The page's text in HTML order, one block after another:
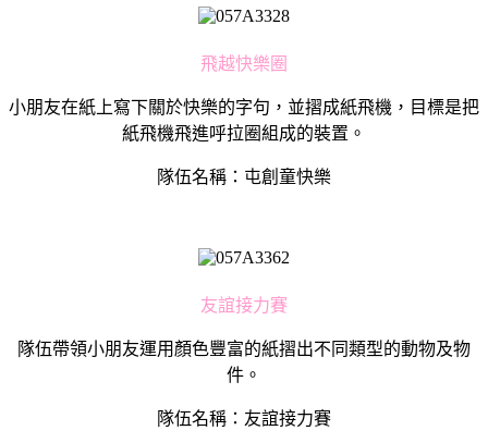
飛越快樂圈
小朋友在紙上寫下關於快樂的字句，並摺成紙飛機，目標是把
紙飛機飛進呼拉圈組成的裝置。
隊伍名稱：屯創童快樂
友誼接力賽
隊伍帶領小朋友運用顏色豐富的紙摺出不同類型的動物及物
件。
隊伍名稱：友誼接力賽